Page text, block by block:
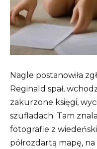
Nagle postanowiła
Reginald spał,
zakurzone księgi,
szufladach. Tam
fotografie z
półrozdartą mapę,